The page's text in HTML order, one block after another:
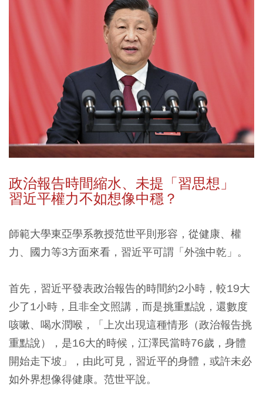
政治報告時間縮水、未提「習思想」
習近平權力不如想像中穩？
師範大學東亞學系教授范世平則形容，從健康、權
力、國力等3方面來看，習近平可謂「外強中乾」。
首先，習近平發表政治報告的時間約2小時，較19大
少了1小時，且非全文照講，而是挑重點說，還數度
咳嗽、喝水潤喉，
「上次出現這種情形（政治報告挑
重點說），是16大的時候，江澤民當時76歲，身體
開始走下坡」，由此可見，習近平的身體，或許未必
如外界想像得健康。 范世平說。